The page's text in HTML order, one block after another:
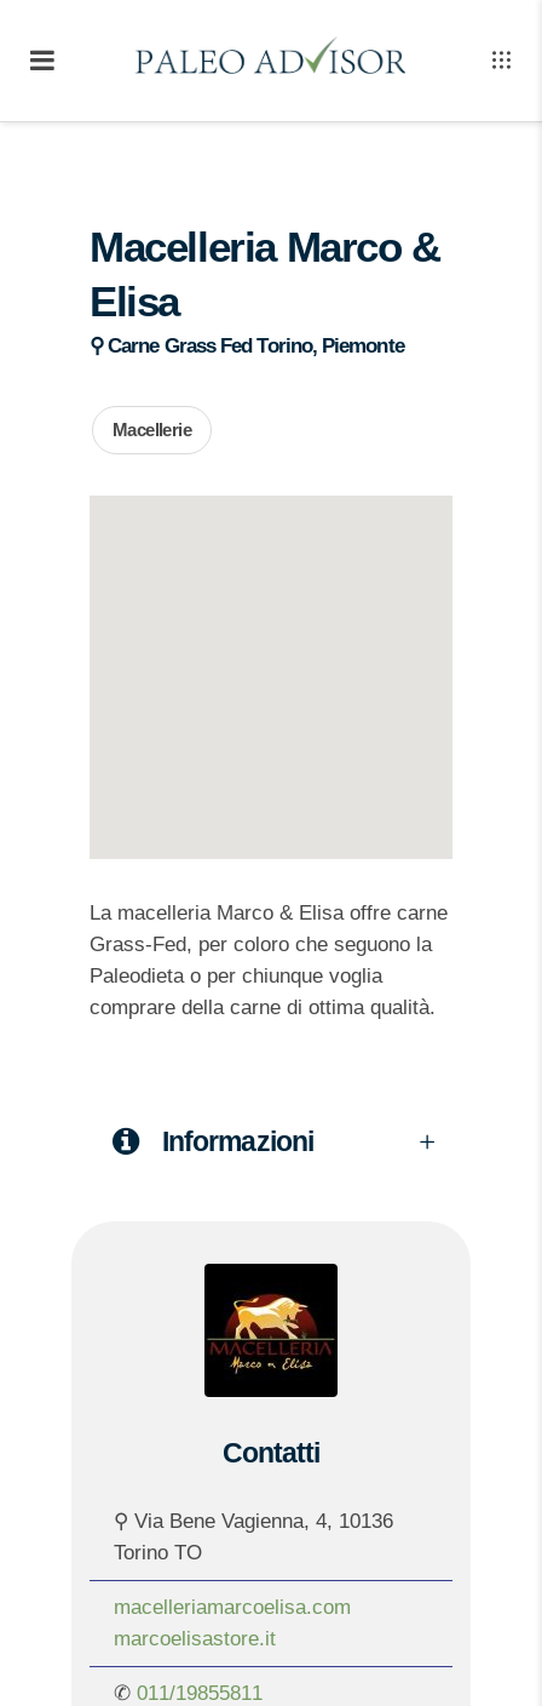
Macelleria Marco &
Elisa
⚲ Carne Grass Fed Torino, Piemonte
Macellerie
La macelleria Marco & Elisa offre carne
Grass-Fed, per coloro che seguono la
Paleodieta o per chiunque voglia
comprare della carne di ottima qualità.
Informazioni
Contatti
⚲ Via Bene Vagienna, 4, 10136
Torino TO
macelleriamarcoelisa.com
marcoelisastore.it
✆ 011/19855811